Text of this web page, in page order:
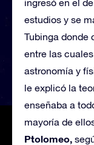
ingresó en el
estudios y se
Tubinga donde
entre las
astronomía y
le explicó la
enseñaba a
mayoría de
Ptolomeo,